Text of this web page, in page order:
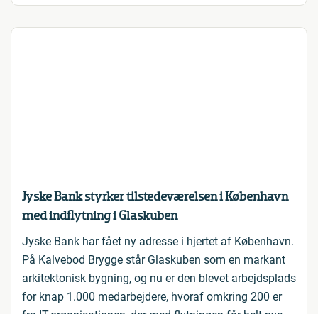
Jyske Bank styrker tilstedeværelsen i København
med indflytning i Glaskuben
Jyske Bank har fået ny adresse i hjertet af København.
På Kalvebod Brygge står Glaskuben som en markant
arkitektonisk bygning, og nu er den blevet arbejdsplads
for knap 1.000 medarbejdere, hvoraf omkring 200 er